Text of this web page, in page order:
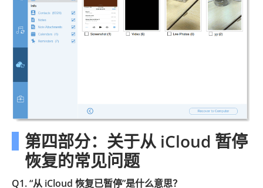
第四部分：关于从 iCloud 暂停
恢复的常见问题
Q1. “从 iCloud 恢复已暂停”是什么意思？